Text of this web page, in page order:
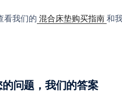
看我们的 混合床垫购买指南和
问题，我们的答案